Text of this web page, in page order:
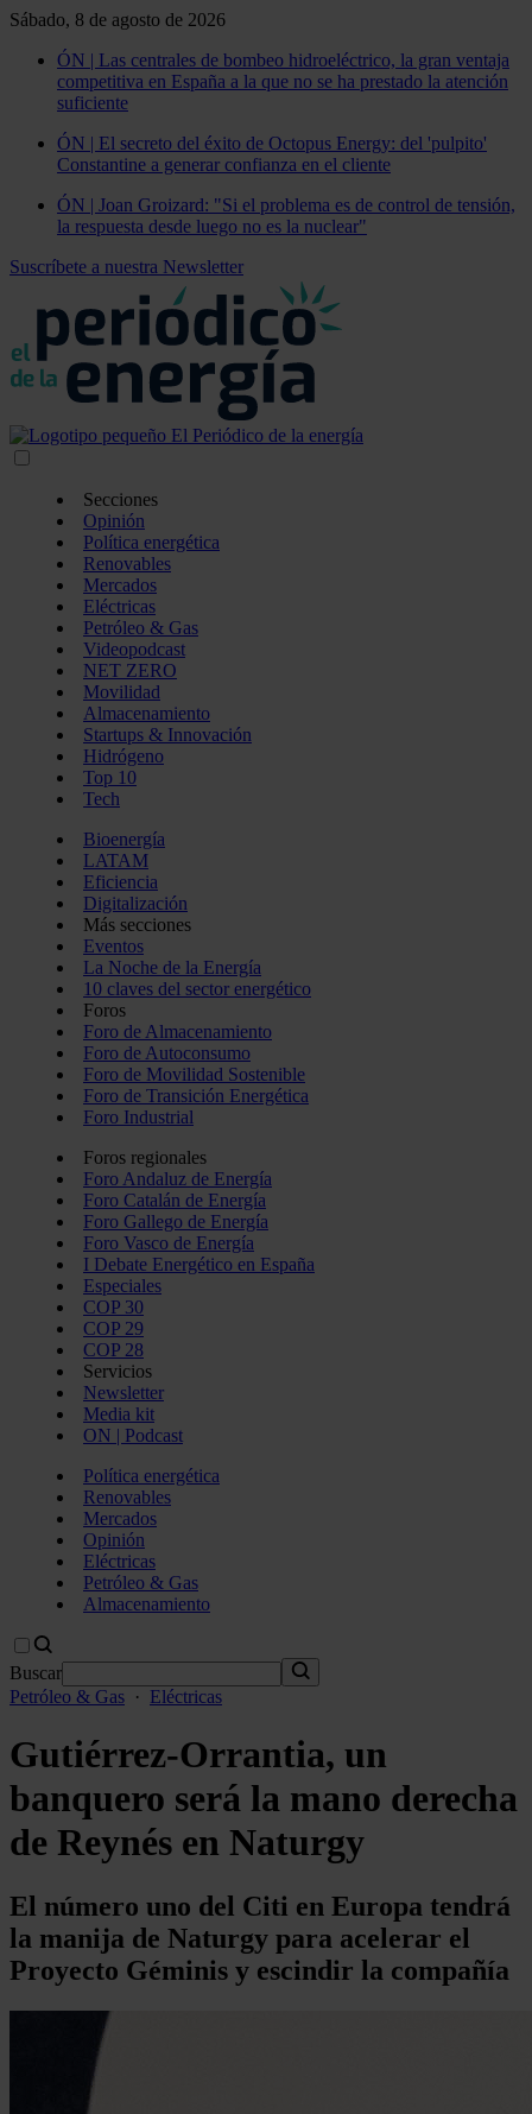
Sábado, 8 de agosto de 2026
ÓN | Las centrales de bombeo hidroeléctrico, la gran ventaja
competitiva en España a la que no se ha prestado la atención
suficiente
ÓN | El secreto del éxito de Octopus Energy: del 'pulpito'
Constantine a generar confianza en el cliente
ÓN | Joan Groizard: "Si el problema es de control de tensión,
la respuesta desde luego no es la nuclear"
Suscríbete a nuestra Newsletter
Secciones
Opinión
Política energética
Renovables
Mercados
Eléctricas
Petróleo & Gas
Videopodcast
NET ZERO
Movilidad
Almacenamiento
Startups & Innovación
Hidrógeno
Top 10
Tech
Bioenergía
LATAM
Eficiencia
Digitalización
Más secciones
Eventos
La Noche de la Energía
10 claves del sector energético
Foros
Foro de Almacenamiento
Foro de Autoconsumo
Foro de Movilidad Sostenible
Foro de Transición Energética
Foro Industrial
Foros regionales
Foro Andaluz de Energía
Foro Catalán de Energía
Foro Gallego de Energía
Foro Vasco de Energía
I Debate Energético en España
Especiales
COP 30
COP 29
COP 28
Servicios
Newsletter
Media kit
ON | Podcast
Política energética
Renovables
Mercados
Opinión
Eléctricas
Petróleo & Gas
Almacenamiento
Buscar
Petróleo & Gas · Eléctricas
Gutiérrez-Orrantia, un
banquero será la mano derecha
de Reynés en Naturgy
El número uno del Citi en Europa tendrá
la manija de Naturgy para acelerar el
Proyecto Géminis y escindir la compañía